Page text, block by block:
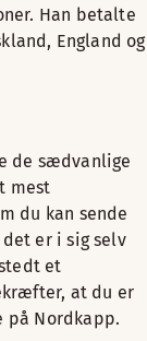
Han betalte
England og
de sædvanlige
mest
du kan sende
er i sig selv
et
at du er
på Nordkapp.